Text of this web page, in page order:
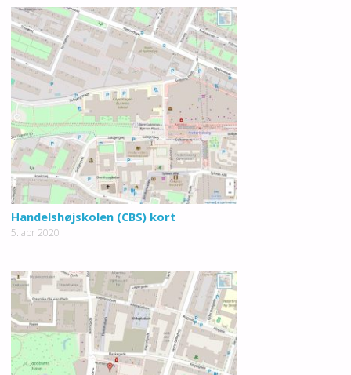
Handelshøjskolen (CBS) kort
5. apr 2020